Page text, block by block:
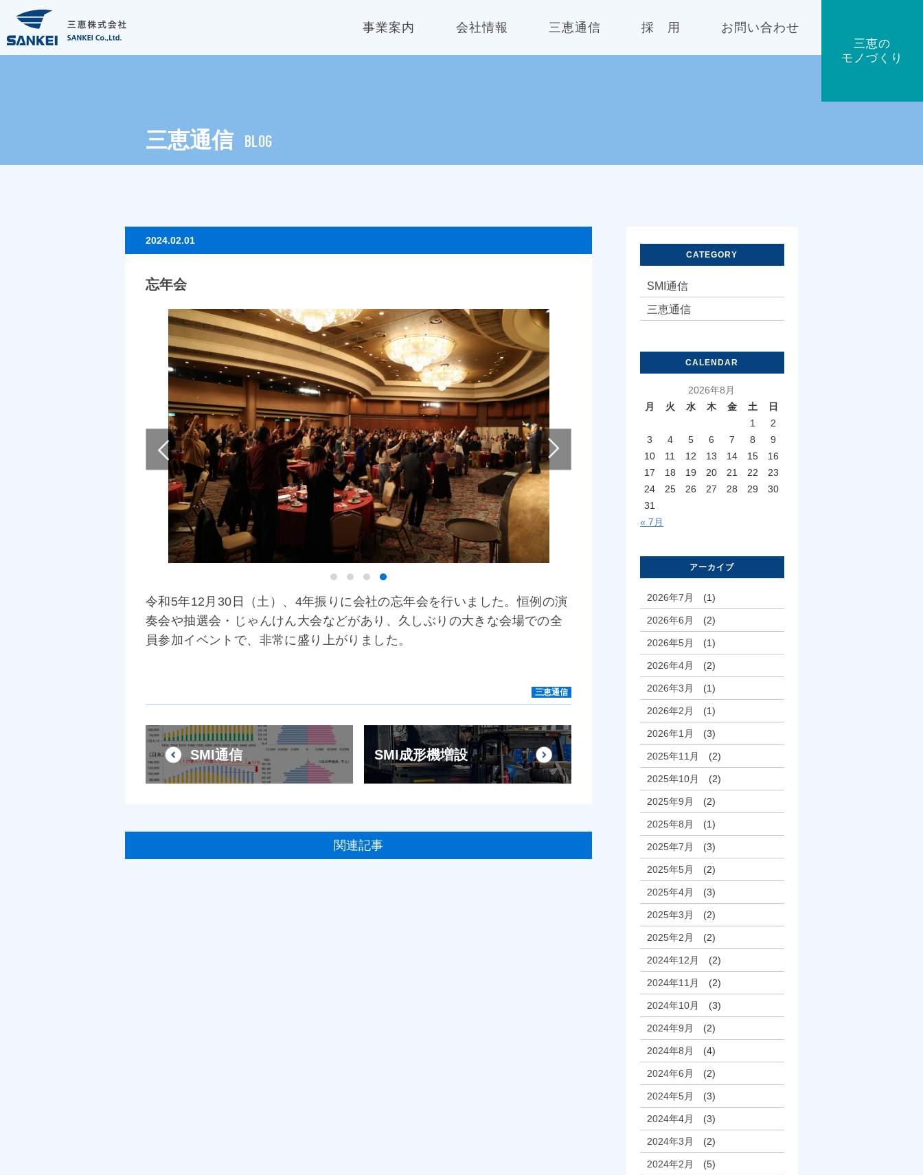
事業案内 会社情報 三恵通信 採 用 お問い合わせ
三恵の
モノづくり
三恵通信 BLOG
2024.02.01
忘年会
令和5年12月30日（土）、4年振りに会社の忘年会を行いました。恒例の演
奏会や抽選会・じゃんけん大会などがあり、久しぶりの大きな会場での全
員参加イベントで、非常に盛り上がりました。
三恵通信
SMI通信 SMI成形機増設
関連記事
CATEGORY
SMI通信
三恵通信
CALENDAR
2026年8月
月
火 水 木 金 土
日
1
2
3
4 5 6 7 8
9
10
11 12 13 14 15
16
17
18 19 20 21 22
23
24
25 26 27 28 29
30
31
« 7月
アーカイブ
2026年7月 (1)
2026年6月 (2)
2026年5月 (1)
2026年4月 (2)
2026年3月 (1)
2026年2月 (1)
2026年1月 (3)
2025年11月 (2)
2025年10月 (2)
2025年9月 (2)
2025年8月 (1)
2025年7月 (3)
2025年5月 (2)
2025年4月 (3)
2025年3月 (2)
2025年2月 (2)
2024年12月 (2)
2024年11月 (2)
2024年10月 (3)
2024年9月 (2)
2024年8月 (4)
2024年6月 (2)
2024年5月 (3)
2024年4月 (3)
2024年3月 (2)
2024年2月 (5)